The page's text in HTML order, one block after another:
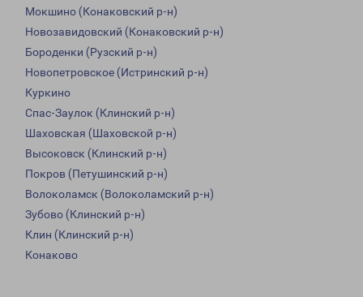
Мокшино (Конаковский р-н)
Новозавидовский (Конаковский р-н)
Бороденки (Рузский р-н)
Новопетровское (Истринский р-н)
Куркино
Спас-Заулок (Клинский р-н)
Шаховская (Шаховской р-н)
Высоковск (Клинский р-н)
Покров (Петушинский р-н)
Волоколамск (Волоколамский р-н)
Зубово (Клинский р-н)
Клин (Клинский р-н)
Конаково